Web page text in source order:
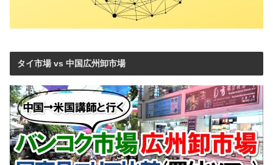
タイ市場 vs 中国広州卸市場